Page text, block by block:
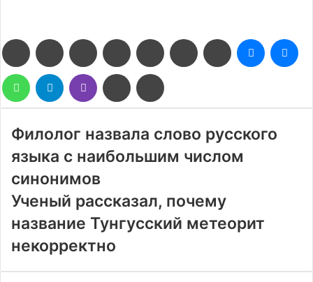
FacebookTwitter LinkedIn Pinterest Reddit ВконтактеОдноклассники
Messenger
WhatsAppTelegram Viber
Поделиться
через
электронную
Филолог назвала слово русского
языка с наибольшим числом
синонимов
Ученый рассказал, почему
название Тунгусский метеорит
некорректно